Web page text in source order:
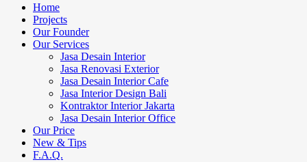
Home
Projects
Our Founder
Our Services
Jasa Desain Interior
Jasa Renovasi Exterior
Jasa Desain Interior Cafe
Jasa Interior Design Bali
Kontraktor Interior Jakarta
Jasa Desain Interior Office
Our Price
New & Tips
F.A.Q.